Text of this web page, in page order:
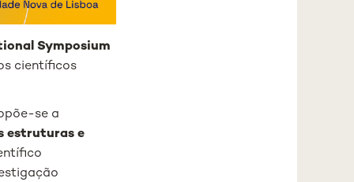
Symposium
científicos
se a
estruturas e